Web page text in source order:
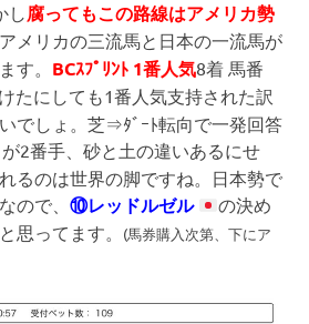
し腐ってもこの路線はアメリカ勢
メリカの三流馬と日本の一流馬が
す。 BCｽﾌﾟﾘﾝﾄ 1番人気8着 馬番
たにしても1番人気支持された訳
でしょ。芝⇒ﾀﾞｰﾄ転向で一発回答
が2番手、砂と土の違いあるにせ
るのは世界の脚ですね。日本勢で
ので、 ⑩レッドルゼル
の決め
思ってます。
(馬券購入次第、下にア